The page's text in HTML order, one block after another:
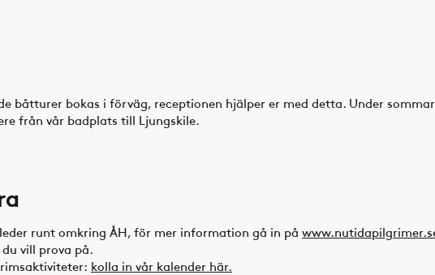
båtturer bokas i förväg, receptionen hjälper er med detta. Under
från vår badplats till Ljungskile.
runt omkring ÅH, för mer information gå in på
vill prova på.
kolla in vår kalender här.